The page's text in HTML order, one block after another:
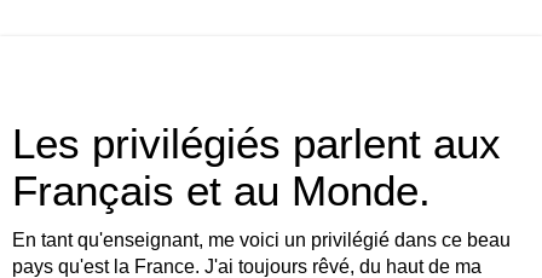
Les privilégiés parlent aux
Français et au Monde.
En tant qu'enseignant, me voici un privilégié dans ce beau
pays qu'est la France. J'ai toujours rêvé, du haut de ma